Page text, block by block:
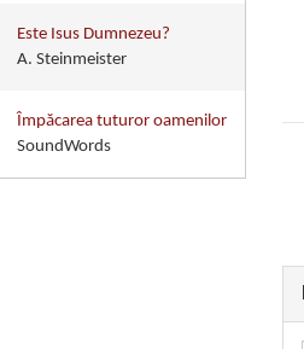
Este Isus Dumnezeu?
A. Steinmeister
Împăcarea tuturor oamenilor
SoundWords